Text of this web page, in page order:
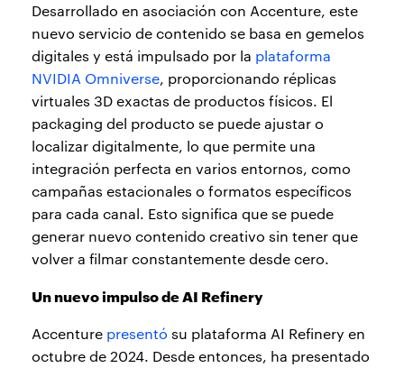
Desarrollado en asociación con Accenture, este
nuevo servicio de contenido se basa en gemelos
digitales y está impulsado por la plataforma
NVIDIA Omniverse, proporcionando réplicas
virtuales 3D exactas de productos físicos. El
packaging del producto se puede ajustar o
localizar digitalmente, lo que permite una
integración perfecta en varios entornos, como
campañas estacionales o formatos específicos
para cada canal. Esto significa que se puede
generar nuevo contenido creativo sin tener que
volver a filmar constantemente desde cero.
Un nuevo impulso de AI Refinery
Accenture presentó su plataforma AI Refinery en
octubre de 2024. Desde entonces, ha presentado